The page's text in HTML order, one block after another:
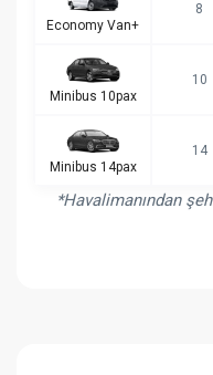
Economy Van+
8
Minibus 10pax
10
Minibus 14pax
14
*Havalimanından